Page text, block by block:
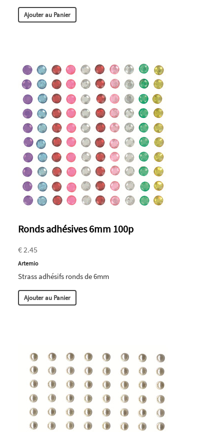
Ajouter au Panier
Ronds adhésives 6mm 100p
€ 2.45
Artemio
Strass adhésifs ronds de 6mm
Ajouter au Panier